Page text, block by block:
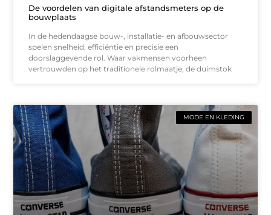
De voordelen van digitale afstandsmeters op de
bouwplaats
In de hedendaagse bouw-, installatie- en afbouwsector
spelen snelheid, efficiëntie en precisie een
doorslaggevende rol. Waar vakmensen voorheen
vertrouwden op het traditionele rolmaatje, de duimstok
MODE EN KLEDING